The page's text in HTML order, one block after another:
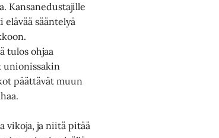
Kansanedustajille
sääntelyä
tulos ohjaa
unionissakin
päättävät muun
vikoja, ja niitä pitää